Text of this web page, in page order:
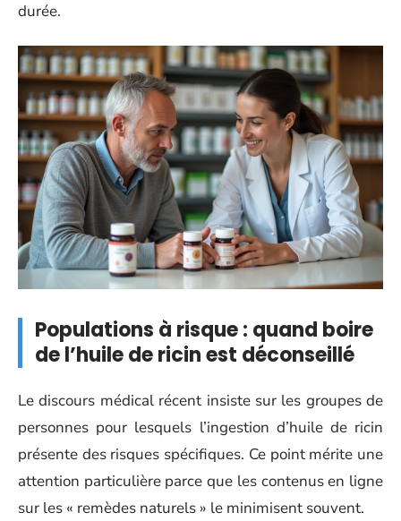
durée.
Populations à risque : quand boire
de l’huile de ricin est déconseillé
Le discours médical récent insiste sur les groupes de
personnes pour lesquels l’ingestion d’huile de ricin
présente des risques spécifiques. Ce point mérite une
attention particulière parce que les contenus en ligne
sur les « remèdes naturels » le minimisent souvent.